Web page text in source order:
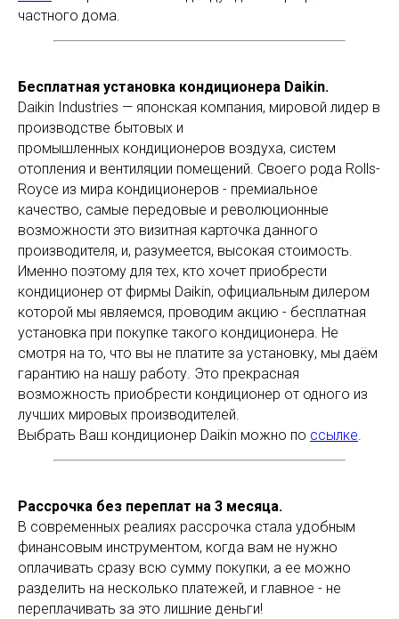
частного дома.
Бесплатная установка кондиционера Daikin.
Daikin Industries — японская компания, мировой лидер в
производстве бытовых и
промышленных кондиционеров воздуха, систем
отопления и вентиляции помещений. Своего рода Rolls-
Royce из мира кондиционеров - премиальное
качество, самые передовые и революционные
возможности это визитная карточка данного
производителя, и, разумеется, высокая стоимость.
Именно поэтому для тех, кто хочет приобрести
кондиционер от фирмы Daikin, официальным дилером
которой мы являемся, проводим акцию - бесплатная
установка при покупке такого кондиционера. Не
смотря на то, что вы не платите за установку, мы даём
гарантию на нашу работу. Это прекрасная
возможность приобрести кондиционер от одного из
лучших мировых производителей.
Выбрать Ваш кондиционер Daikin можно по ссылке.
Рассрочка без переплат на 3 месяца.
В современных реалиях рассрочка стала удобным
финансовым инструментом, когда вам не нужно
оплачивать сразу всю сумму покупки, а ее можно
разделить на несколько платежей, и главное - не
переплачивать за это лишние деньги!